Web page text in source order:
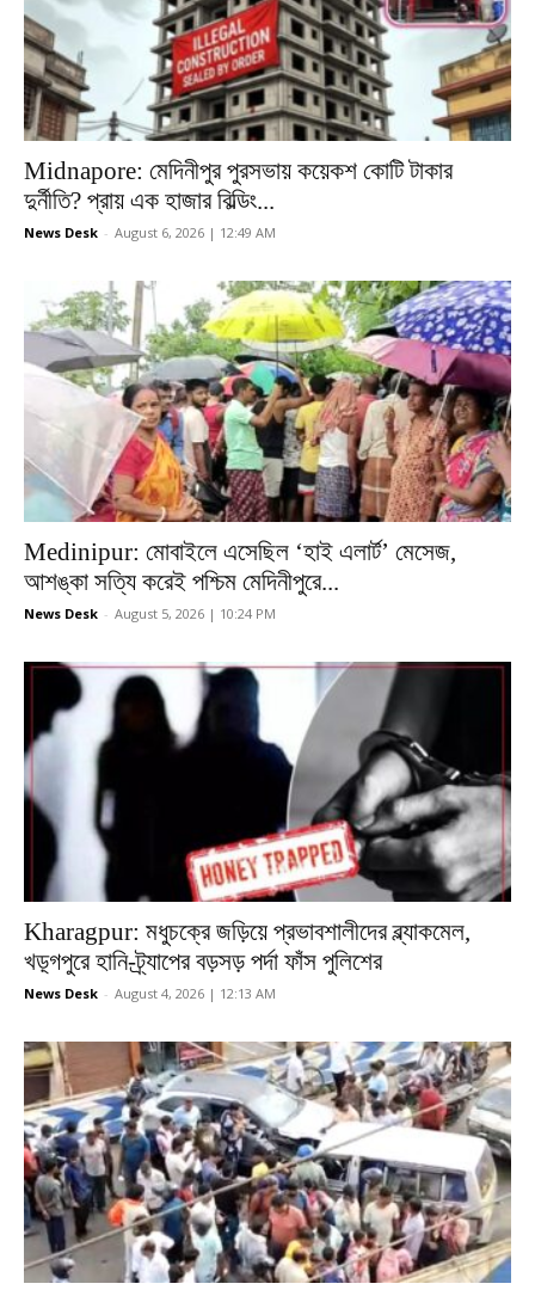
Midnapore: মেদিনীপুর পুরসভায় কয়েকশ কোটি টাকার
দুর্নীতি? প্রায় এক হাজার বিল্ডিং...
News Desk - August 6, 2026 | 12:49 AM
Medinipur: মোবাইলে এসেছিল ‘হাই এলার্ট’ মেসেজ,
আশঙ্কা সত্যি করেই পশ্চিম মেদিনীপুরে...
News Desk - August 5, 2026 | 10:24 PM
Kharagpur: মধুচক্রে জড়িয়ে প্রভাবশালীদের ব্ল্যাকমেল,
খড়্গপুরে হানি-ট্র্যাপের বড়সড় পর্দা ফাঁস পুলিশের
News Desk - August 4, 2026 | 12:13 AM